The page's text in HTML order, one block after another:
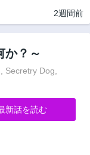
2週間前
か？～
Secretry Dog,
新話を読む